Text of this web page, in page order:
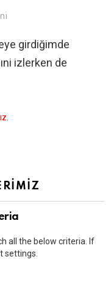
girdiğimde
izlerken de
.
all the below criteria. If
settings.